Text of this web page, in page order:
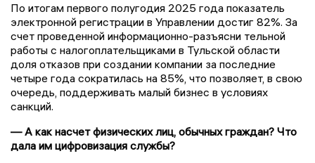
По итогам первого полугодия 2025 года показатель
электронной регистрации в Управлении достиг 82%. За
счет проведенной информационно-разъясни тельной
работы с налогоплательщиками в Тульской области
доля отказов при создании компании за последние
четыре года сократилась на 85%, что позволяет, в свою
очередь, поддерживать малый бизнес в условиях
санкций.
— А как насчет физических лиц, обычных граждан? Что
дала им цифровизация службы?